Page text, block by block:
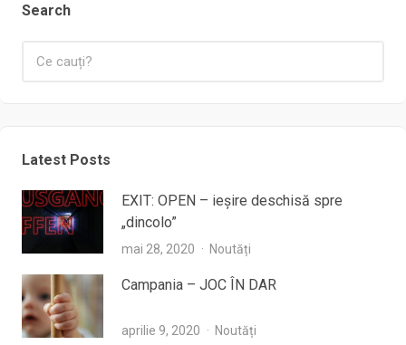
Search
Latest Posts
EXIT: OPEN – ieşire deschisă spre
„dincolo”
mai 28, 2020 Noutăți
Campania – JOC ÎN DAR
aprilie 9, 2020 Noutăți